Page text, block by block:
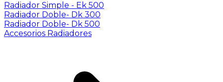
Radiador Simple - Ek 500
Radiador Doble- Dk 300
Radiador Doble- Dk 500
Accesorios Radiadores